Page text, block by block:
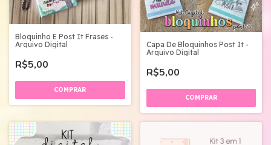
Bloquinho E Post It Frases -
Arquivo Digital
R$5,00
Capa De Bloquinhos Post It -
Arquivo Digital
R$5,00